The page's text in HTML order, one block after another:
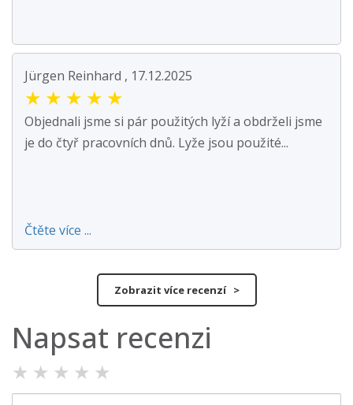
Jürgen Reinhard , 17.12.2025
★ ★ ★ ★ ★
Objednali jsme si pár použitých lyží a obdrželi jsme
je do čtyř pracovních dnů. Lyže jsou použité...
Čtěte více ...
Zobrazit více recenzí >
Napsat recenzi
★ ★ ★ ★ ★